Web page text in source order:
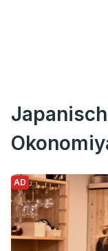
AD